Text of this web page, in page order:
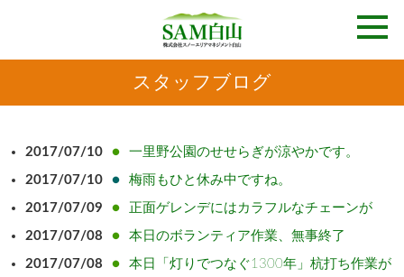
スタッフブログ
2017/07/10 一里野公園のせせらぎが涼やかです。
2017/07/10 梅雨もひと休み中ですね。
2017/07/09 正面ゲレンデにはカラフルなチェーンが
2017/07/08 本日のボランティア作業、無事終了
2017/07/08
本日「灯りでつなぐ1300年」杭打ち作業が